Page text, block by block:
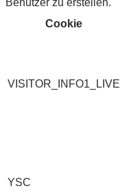
Benutzer zu erstellen.
Cookie
VISITOR_INFO1_LIVE
YSC